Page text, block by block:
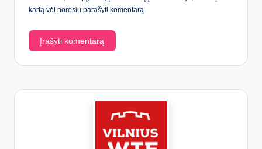
kartą vėl norėsiu parašyti komentarą.